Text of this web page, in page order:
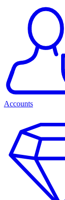
Accounts